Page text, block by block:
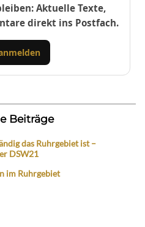
Aktuelle Texte,
direkt ins Postfach.
Beiträge
das Ruhrgebiet ist –
DSW21
im Ruhrgebiet